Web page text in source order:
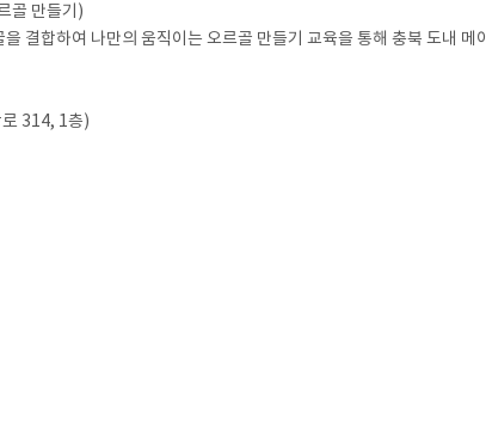
골 만들기)
결합하여 나만의 움직이는 오르골 만들기 교육을 통해 충북 도내 메
로 314, 1층)